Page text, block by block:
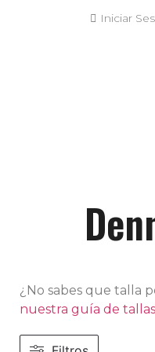
Iniciar
¿No sabes que talla
nuestra guía de